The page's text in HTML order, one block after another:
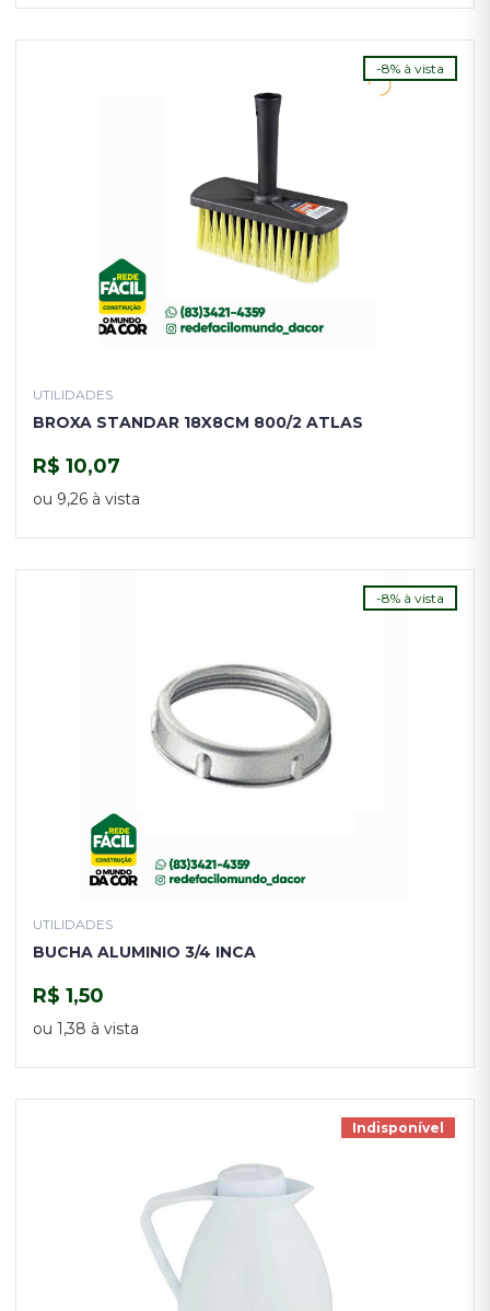
-8% à vista
UTILIDADES
BROXA STANDAR 18X8CM 800/2 ATLAS
R$ 10,07
ou 9,26 à vista
-8% à vista
UTILIDADES
BUCHA ALUMINIO 3/4 INCA
R$ 1,50
ou 1,38 à vista
Indisponível